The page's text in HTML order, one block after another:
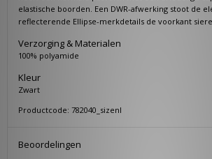
elastische boorden. Een DWR-afwerking stoot de
reflecterende Ellipse-merkdetails de voorkant
Verzorging & Materialen
100% polyamide
Kleur
Zwart
Productcode: 782040_sizenl
Beoordelingen